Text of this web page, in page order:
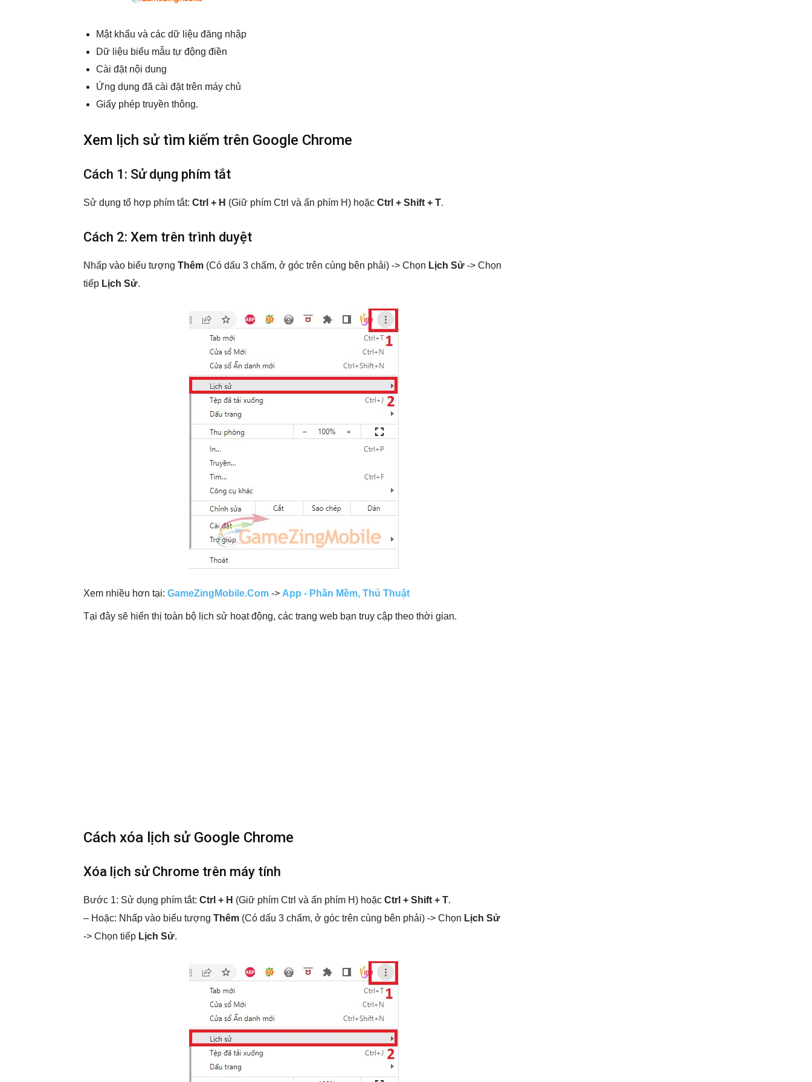
Mật khẩu và các dữ liệu đăng nhập
Dữ liệu biểu mẫu tự động điền
Cài đặt nội dung
Ứng dụng đã cài đặt trên máy chủ
Giấy phép truyền thông.
Xem lịch sử tìm kiếm trên Google Chrome
Cách 1: Sử dụng phím tắt
Sử dụng tổ hợp phím tắt: Ctrl + H (Giữ phím Ctrl và ấn phím H) hoặc Ctrl + Shift + T.
Cách 2: Xem trên trình duyệt
Nhấp vào biểu tượng Thêm (Có dấu 3 chấm, ở góc trên cùng bên phải) -> Chọn Lịch Sử -> Chọn
tiếp Lịch Sử.
Xem nhiều hơn tại: GameZingMobile.Com -> App - Phần Mềm, Thủ Thuật
Tại đây sẽ hiển thị toàn bộ lịch sử hoạt động, các trang web bạn truy cập theo thời gian.
Cách xóa lịch sử Google Chrome
Xóa lịch sử Chrome trên máy tính
Bước 1: Sử dụng phím tắt: Ctrl + H (Giữ phím Ctrl và ấn phím H) hoặc Ctrl + Shift + T.
– Hoặc: Nhấp vào biểu tượng Thêm (Có dấu 3 chấm, ở góc trên cùng bên phải) -> Chọn Lịch Sử
-> Chọn tiếp Lịch Sử.